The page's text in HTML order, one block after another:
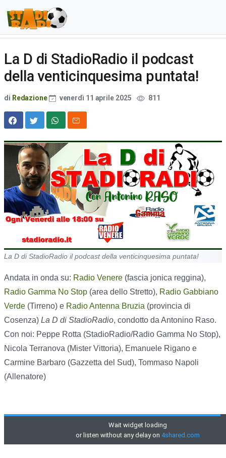
La D di StadioRadio il podcast
della venticinquesima puntata!
di Redazione venerdì 11 aprile 2025 811
La D di StadioRadio il podcast della venticinquesima puntata!
Andata in onda su: Radio Venere (fascia jonica reggina),
Radio Gamma No Stop (area dello Stretto), Radio Gabbiano
Verde (Tirreno) e Radio Antenna Bruzia (provincia di
Cosenza) La D di StadioRadio, condotto da Antonino Raso.
Con noi: Peppe Rotta (StadioRadio/Radio Gamma No Stop),
Nicola Terranova (Mister Vittoria), Emanuele Rigano e
Carmine Barbaro (Gazzetta del Sud), Tommaso Napoli
(Allenatore)